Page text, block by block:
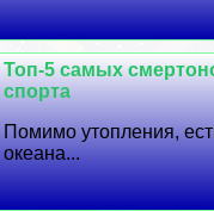
Топ-5 самых
спорта
Помимо утопления,
океана...